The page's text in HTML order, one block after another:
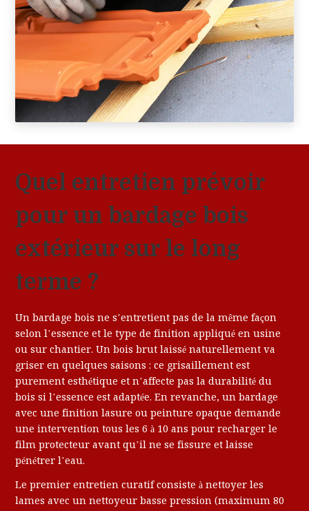
Quel entretien prévoir
pour un bardage bois
extérieur sur le long
terme ?
Un bardage bois ne s’entretient pas de la même façon
selon l’essence et le type de finition appliqué en usine
ou sur chantier. Un bois brut laissé naturellement va
griser en quelques saisons : ce grisaillement est
purement esthétique et n’affecte pas la durabilité du
bois si l’essence est adaptée. En revanche, un bardage
avec une finition lasure ou peinture opaque demande
une intervention tous les 6 à 10 ans pour recharger le
film protecteur avant qu’il ne se fissure et laisse
pénétrer l’eau.
Le premier entretien curatif consiste à nettoyer les
lames avec un nettoyeur basse pression (maximum 80